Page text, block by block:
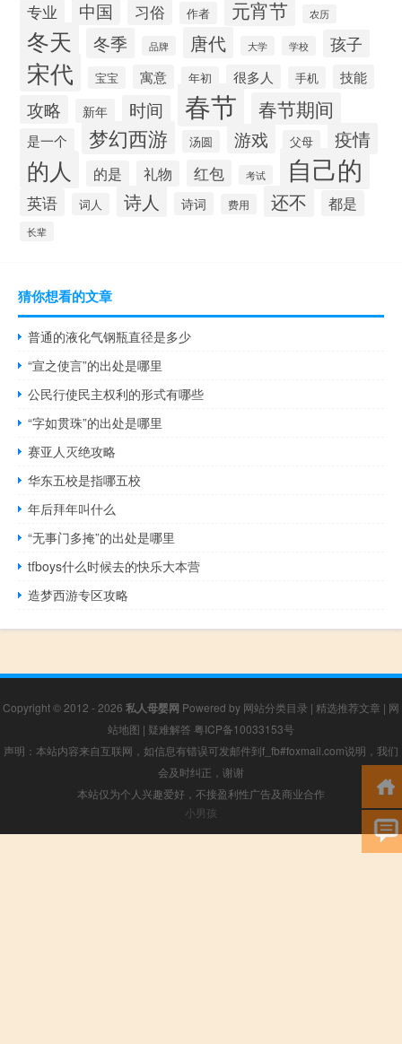
专业 中国 习俗 作者 元宵节 农历
冬天 冬季 品牌 唐代 大学 学校 孩子
宋代 宝宝 寓意 年初 很多人 手机 技能
攻略 新年 时间 春节 春节期间
是一个 梦幻西游 汤圆 游戏 父母 疫情
的人 的是 礼物 红包 考试 自己的
英语 词人 诗人 诗词 费用 还不 都是
长辈
猜你想看的文章
普通的液化气钢瓶直径是多少
“宣之使言”的出处是哪里
公民行使民主权利的形式有哪些
“字如贯珠”的出处是哪里
赛亚人灭绝攻略
华东五校是指哪五校
年后拜年叫什么
“无事门多掩”的出处是哪里
tfboys什么时候去的快乐大本营
造梦西游专区攻略
Copyright © 2012 - 2026 私人母婴网 Powered by 网站分类目录 | 精选推荐文章 | 网
站地图 | 疑难解答 粤ICP备10033153号
声明：本站内容来自互联网，如信息有错误可发邮件到f_fb#foxmail.com说明，我们
会及时纠正，谢谢
本站仅为个人兴趣爱好，不接盈利性广告及商业合作
小男孩